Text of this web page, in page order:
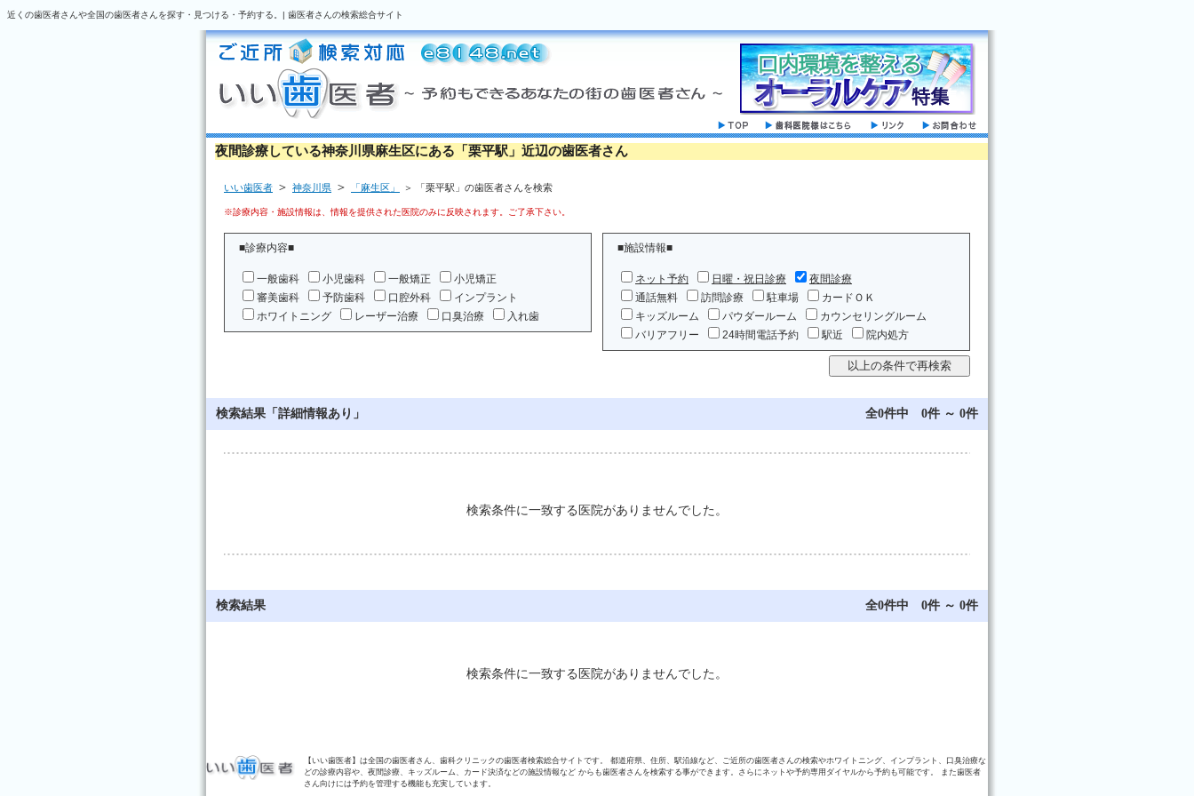
近くの歯医者さんや全国の歯医者さんを探す・見つける・予約する。| 歯医者さんの検索総合サイト
夜間診療している神奈川県麻生区にある「栗平駅」近辺の歯医者さん
いい歯医者 ＞ 神奈川県 ＞ 「麻生区」 ＞ 「栗平駅」の歯医者さんを検索
※診療内容・施設情報は、情報を提供された医院のみに反映されます。ご了承下さい。
■診療内容■
一般歯科 小児歯科 一般矯正
小児矯正
審美歯科
予防歯科 口腔外科
インプラント
ホワイトニング
レーザー治療 口臭治療 入れ歯
■施設情報■
ネット予約 日曜・祝日診療
夜間診療
通話無料
訪問診療 駐車場
カードＯＫ
キッズルーム
パウダールーム
カウンセリングルーム
バリアフリー
24時間電話予約 駅近 院内処方
検索結果「詳細情報あり」 全0件中 0件 ～ 0件
検索条件に一致する医院がありませんでした。
検索結果 全0件中 0件 ～ 0件
検索条件に一致する医院がありませんでした。
【いい歯医者】は全国の歯医者さん、歯科クリニックの歯医者検索総合サイトです。 都道府県、住所、駅沿線など、ご近所の歯医者さんの検索やホワイトニング、インプラント、口臭治療な
どの診療内容や、夜間診療、キッズルーム、カード決済などの施設情報など からも歯医者さんを検索する事ができます。さらにネットや予約専用ダイヤルから予約も可能です。 また歯医者
さん向けには予約を管理する機能も充実しています。